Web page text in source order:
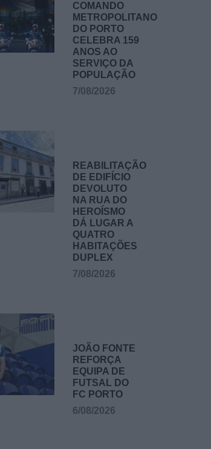
COMANDO
METROPOLITANO
DO PORTO
CELEBRA 159
ANOS AO
SERVIÇO DA
POPULAÇÃO
7/08/2026
REABILITAÇÃO
DE EDIFÍCIO
DEVOLUTO
NA RUA DO
HEROÍSMO
DÁ LUGAR A
QUATRO
HABITAÇÕES
DUPLEX
7/08/2026
JOÃO FONTE
REFORÇA
EQUIPA DE
FUTSAL DO
FC PORTO
6/08/2026